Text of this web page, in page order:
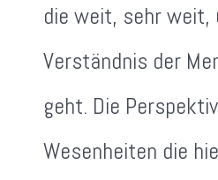
die weit, sehr weit,
Verständnis der
geht. Die
Wesenheiten die